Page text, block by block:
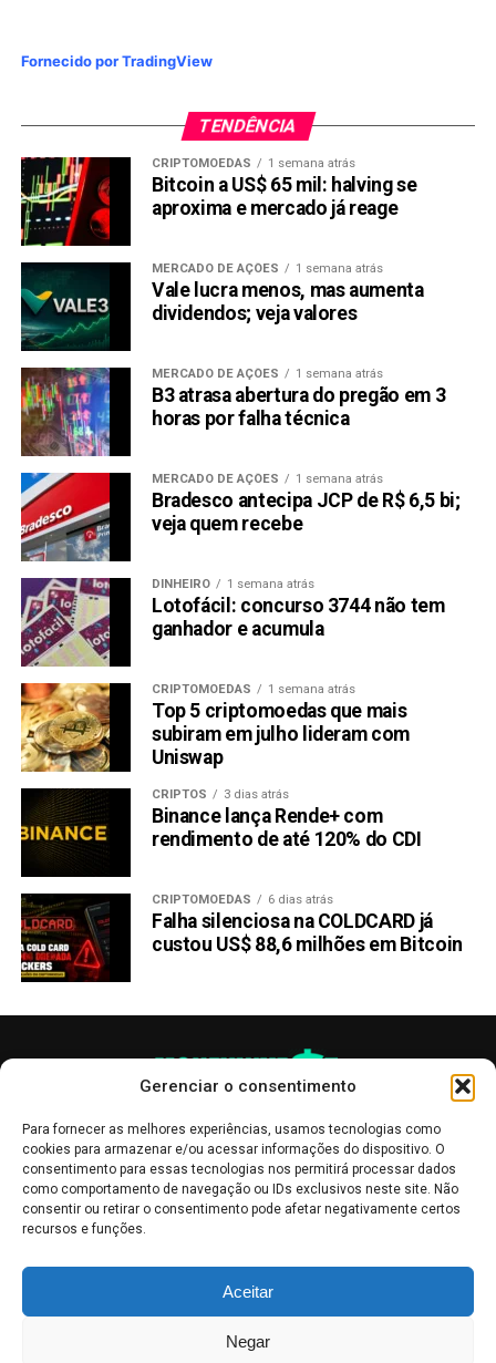
Gerenciar o consentimento
Para fornecer as melhores experiências, usamos tecnologias como
cookies para armazenar e/ou acessar informações do dispositivo. O
consentimento para essas tecnologias nos permitirá processar dados
como comportamento de navegação ou IDs exclusivos neste site. Não
consentir ou retirar o consentimento pode afetar negativamente certos
recursos e funções.
Aceitar
Negar
Fornecido por TradingView
TENDÊNCIA
CRIPTOMOEDAS 1 semana atrás
Bitcoin a US$ 65 mil: halving se
aproxima e mercado já reage
MERCADO DE AÇÕES 1 semana atrás
Vale lucra menos, mas aumenta
dividendos; veja valores
MERCADO DE AÇÕES 1 semana atrás
B3 atrasa abertura do pregão em 3
horas por falha técnica
MERCADO DE AÇÕES 1 semana atrás
Bradesco antecipa JCP de R$ 6,5 bi;
veja quem recebe
DINHEIRO 1 semana atrás
Lotofácil: concurso 3744 não tem
ganhador e acumula
CRIPTOMOEDAS 1 semana atrás
Top 5 criptomoedas que mais
subiram em julho lideram com
Uniswap
CRIPTOS 3 dias atrás
Binance lança Rende+ com
rendimento de até 120% do CDI
CRIPTOMOEDAS 6 dias atrás
Falha silenciosa na COLDCARD já
custou US$ 88,6 milhões em Bitcoin
informativo, servindo como boletins de divulgação, e não devem ser
interpretadas como recomendações de investimento.Leia mais
Bolsa de Valores